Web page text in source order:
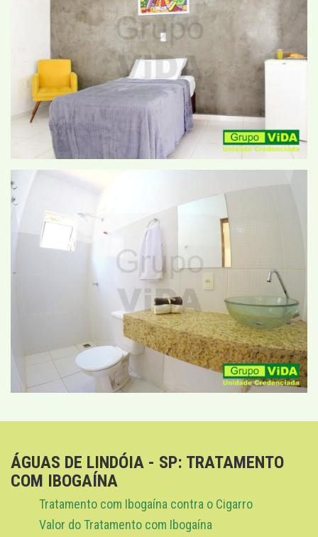
ÁGUAS DE LINDÓIA - SP: TRATAMENTO
COM IBOGAÍNA
Tratamento com Ibogaína contra o Cigarro
Valor do Tratamento com Ibogaína